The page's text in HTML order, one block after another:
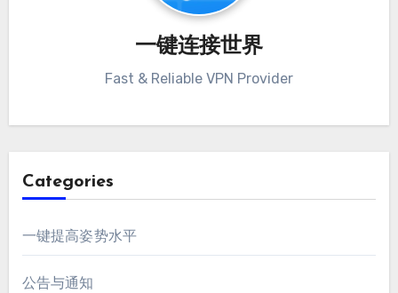
一键连接世界
Fast & Reliable VPN Provider
Categories
一键提高姿势水平
公告与通知